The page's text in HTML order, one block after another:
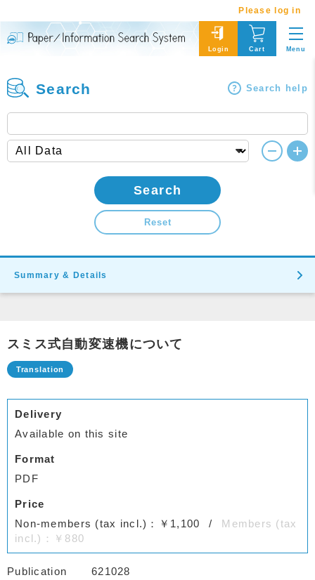
Please log in
Login Cart Menu
Search Search help
Search
Reset
Summary & Details
スミス式自動変速機について
Delivery
Available on this site
Format
PDF
Price
Non-members (tax incl.)：￥1,100
Members (tax
incl.)：￥880
Publication
621028